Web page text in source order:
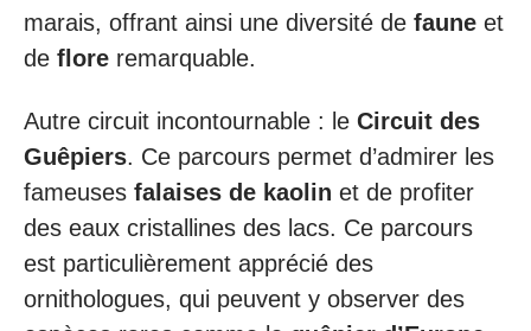
marais, offrant ainsi une diversité de faune et
de flore remarquable.
Autre circuit incontournable : le Circuit des
Guêpiers. Ce parcours permet d’admirer les
fameuses falaises de kaolin et de profiter
des eaux cristallines des lacs. Ce parcours
est particulièrement apprécié des
ornithologues, qui peuvent y observer des